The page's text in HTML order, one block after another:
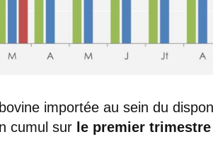
importée au sein du
cumul sur le premier trimestre